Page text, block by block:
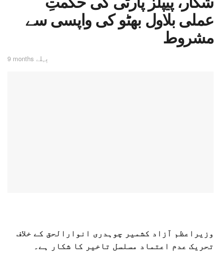
عملی بلاول بھٹو کی واپسی سے
مشروط
9 months پہلے
وزیراعظم آزاد کشمیر چوہدری انوارالحق کے خلاف
تحریک عدم اعتماد مسلسل تاخیر کا شکار ہے۔